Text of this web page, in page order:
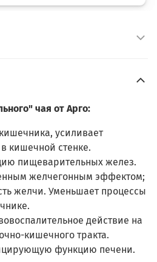
чая от Арго:
усиливает
кишечной стенке.
пищеварительных желез.
желчегонным эффектом;
желчи. Уменьшает процессы
действие на
кишечного тракта.
функцию печени.